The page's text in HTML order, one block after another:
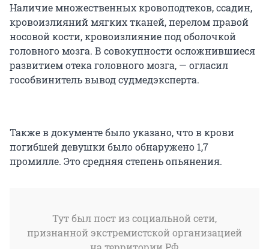
Наличие множественных кровоподтеков, ссадин,
кровоизлияний мягких тканей, перелом правой
носовой кости, кровоизлияние под оболочкой
головного мозга. В совокупности осложнившиеся
развитием отека головного мозга, — огласил
гособвинитель вывод судмедэксперта.
Также в документе было указано, что в крови
погибшей девушки было обнаружено 1,7
промилле. Это средняя степень опьянения.
Тут был пост из социальной сети,
признанной экстремистской организацией